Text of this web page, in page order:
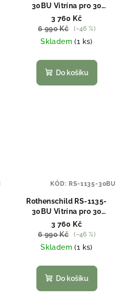
30BU Vitrína pro 30
hodinek, 2. jakost
3 760 Kč
6 990 Kč
(–46 %)
Skladem(1 ks)
Do košíku
Rothenschild RS-1135-
30BU Vitrína pro 30
hodinek
3 760 Kč
6 990 Kč
(–46 %)
Skladem(1 ks)
Do košíku
KÓD: RS-1135-30BU